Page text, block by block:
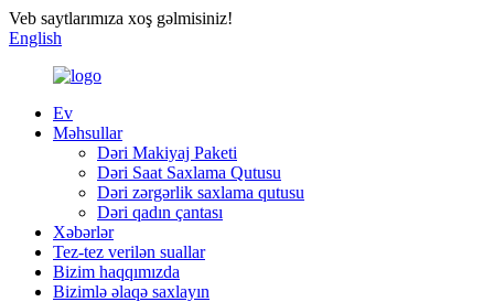
Veb saytlarımıza xoş gəlmisiniz!
English
Ev
Məhsullar
Dəri Makiyaj Paketi
Dəri Saat Saxlama Qutusu
Dəri zərgərlik saxlama qutusu
Dəri qadın çantası
Xəbərlər
Tez-tez verilən suallar
Bizim haqqımızda
Bizimlə əlaqə saxlayın